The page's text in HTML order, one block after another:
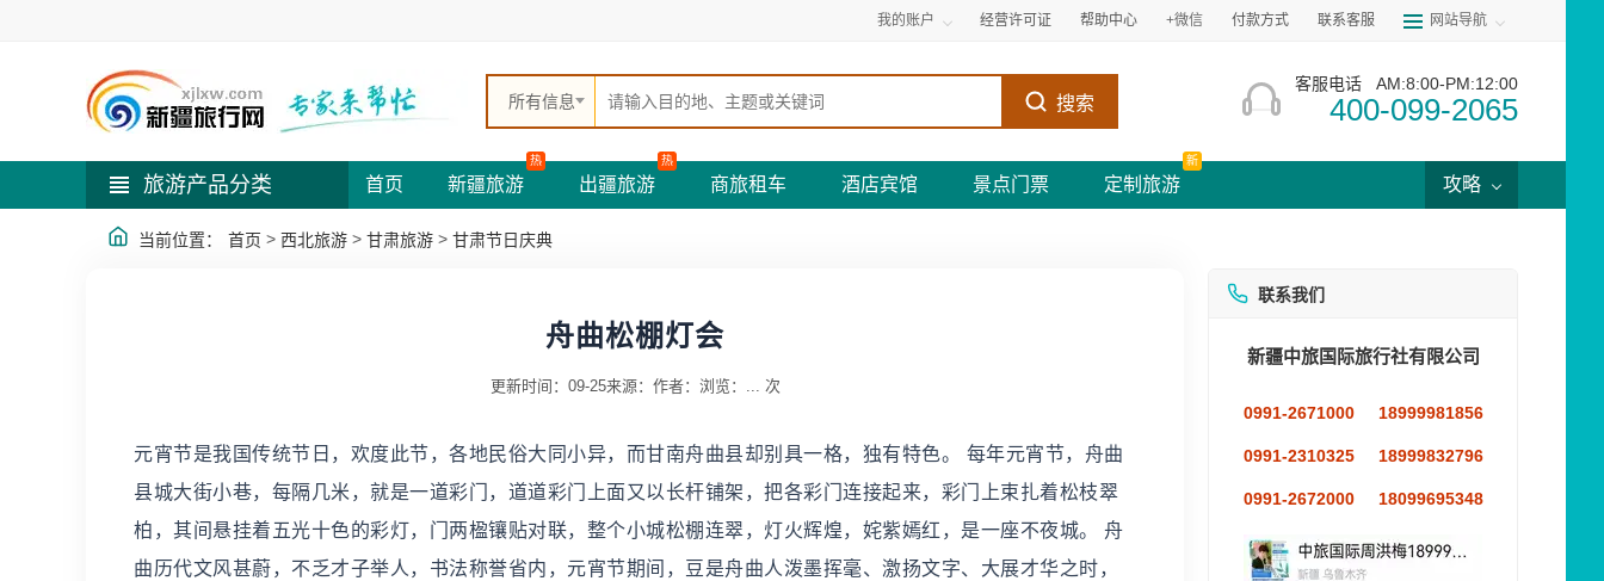
我的账户 经营许可证 帮助中心 +微信 付款方式 联系客服 网站导航
所有信息 搜索
客服电话 AM:8:00-PM:12:00
400-099-2065
旅游产品分类 首页 新疆旅游
热
出疆旅游
热
商旅租车 酒店宾馆 景点门票 定制旅游
新
攻略
当前位置： 首页 > 西北旅游 > 甘肃旅游 > 甘肃节日庆典
舟曲松棚灯会
更新时间：09-25来源： 作者： 浏览： ... 次
元宵节是我国传统节日，欢度此节，各地民俗大同小异，而甘南舟曲县却别具一格，独有特色。 每年元宵节，舟曲
县城大街小巷，每隔几米，就是一道彩门，道道彩门上面又以长杆铺架，把各彩门连接起来，彩门上束扎着松枝翠
柏，其间悬挂着五光十色的彩灯，门两楹镶贴对联，整个小城松棚连翠，灯火辉煌，姹紫嫣红，是一座不夜城。 舟
曲历代文风甚蔚，不乏才子举人，书法称誉省内，元宵节期间，豆是舟曲人泼墨挥毫、激扬文字、大展才华之时，
联系我们
新疆中旅国际旅行社有限公司
0991-2671000 18999981856
0991-2310325 18999832796
0991-2672000 18099695348